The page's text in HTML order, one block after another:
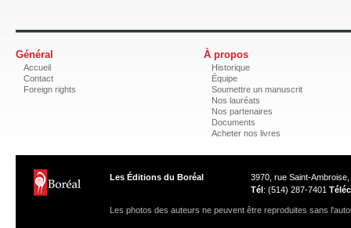
Général
Accueil
Contact
Foreign rights
À propos
Historique
Équipe
Soumettre un manuscrit
Nos lauréats
Nos partenaires
Documents
Acheter nos livres
Les Éditions du Boréal
3970, rue Saint-
Tél: (514) 287-7401 Téléc
Les photos des auteurs ne peuvent être reproduites sans